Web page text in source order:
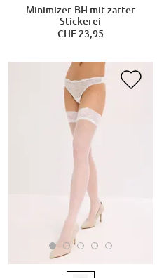
Minimizer-BH mit zarter
Stickerei
CHF 23,95